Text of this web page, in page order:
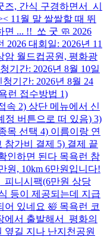
, 간식 구경하면서 시
11월 말 쌀쌀할 때 뛰
면 ... !! 쏘 굿 🧼 2026
대회일: 2026년 11
암 월드컵공원, 평화광
기간: 2026년 8월 10일
기간: 2026년 8월 24
런 접수방법 1)
속 2) 상단 메뉴에서 신
정 버튼으로 떠 있음) 3)
목 선택 4) 이름이랑 연
참가비 결제 5) 결제 끝
인하면 된다 목욕런 참
원, 10km 6만원입니다!
피니시팩(6만원 상당
등이 제공되는데 지급
어 있네요 🛀 목욕런 코
에서 출발해서 평화의
길 지나 난지천공원